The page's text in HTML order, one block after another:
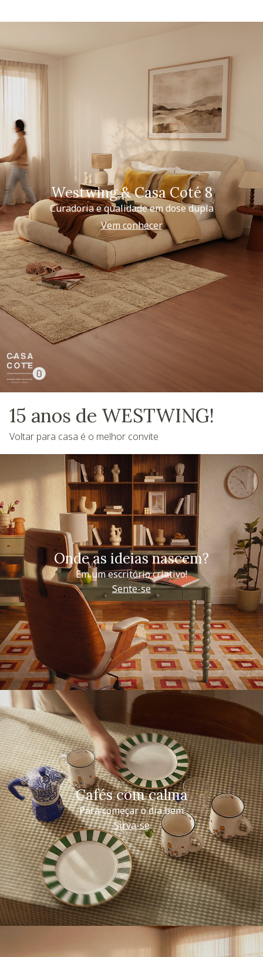
Westwing & Casa Coté 8
Curadoria e qualidade em dose dupla
Vem conhecer
15 anos de WESTWING!
Voltar para casa é o melhor convite
Onde as ideias nascem?
Em um escritório criativo!
Sente-se
Cafés com calma
Para começar o dia bem
Sirva-se